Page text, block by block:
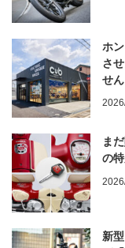
ホ
さ
せん
ま
の
新